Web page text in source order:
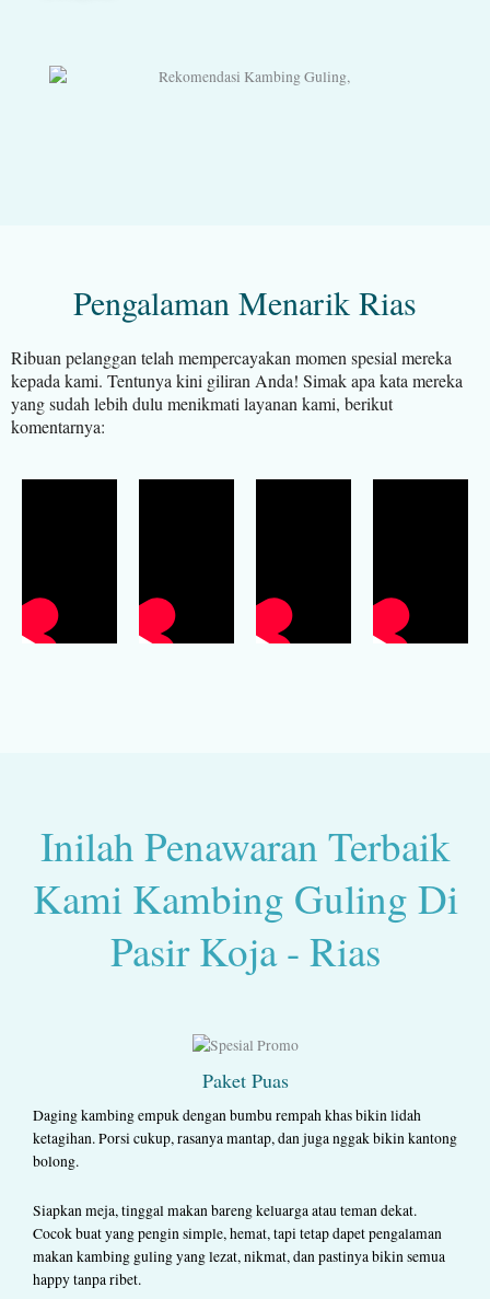
Pengalaman Menarik Rias
Ribuan pelanggan telah mempercayakan momen spesial mereka
kepada kami. Tentunya kini giliran Anda! Simak apa kata mereka
yang sudah lebih dulu menikmati layanan kami, berikut
komentarnya:
Inilah Penawaran Terbaik
Kami Kambing Guling Di
Pasir Koja - Rias
Paket Puas
Daging kambing empuk dengan bumbu rempah khas bikin lidah
ketagihan. Porsi cukup, rasanya mantap, dan juga nggak bikin kantong
bolong.
Siapkan meja, tinggal makan bareng keluarga atau teman dekat.
Cocok buat yang pengin simple, hemat, tapi tetap dapet pengalaman
makan kambing guling yang lezat, nikmat, dan pastinya bikin semua
happy tanpa ribet.